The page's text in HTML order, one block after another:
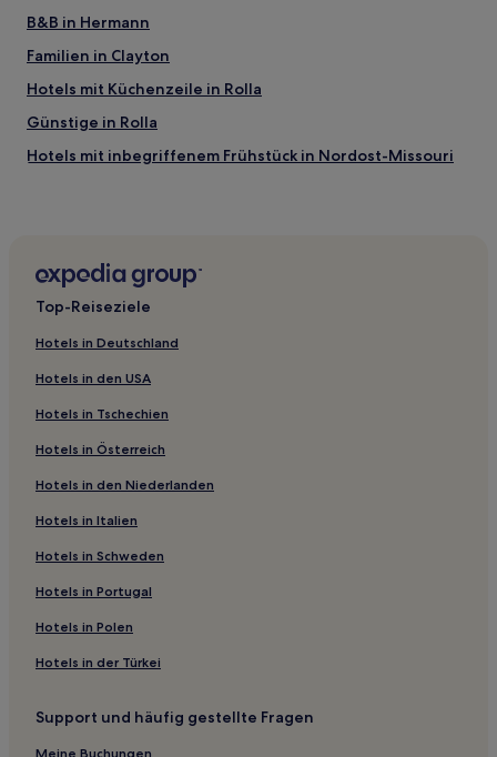
B&B in Hermann
Familien in Clayton
Hotels mit Küchenzeile in Rolla
Günstige in Rolla
Hotels mit inbegriffenem Frühstück in Nordost-Missouri
Günstige in O'Fallon
Hotels mit Parkplatz in Ste. Genevieve
Hotels mit Parkplatz in Springfield
Hotels mit Pool in Springfield
Haustierfreundliche in Springfield
Günstige in Springfield
Hotels mit Parkplatz in Hazelwood
Hotels mit inbegriffenem Frühstück in Hannibal
Günstige in Hannibal
Haustierfreundliche in Macon
Günstige in Macon
Familien in Macon
Familien nahe Historische Hauptstraße
Top-Reiseziele
Hotels in Deutschland
Hotels in den USA
Hotels in Tschechien
Hotels in Österreich
Hotels in den Niederlanden
Hotels in Italien
Hotels in Schweden
Hotels in Portugal
Hotels in Polen
Hotels in der Türkei
Support und häufig gestellte Fragen
Meine Buchungen